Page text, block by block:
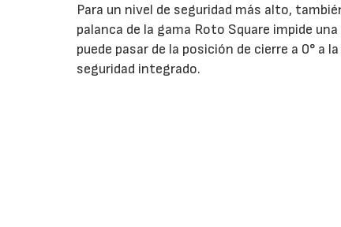
Para un nivel de seguridad más alto,
palanca de la gama Roto Square impide
puede pasar de la posición de cierre a 0° a
seguridad integrado.